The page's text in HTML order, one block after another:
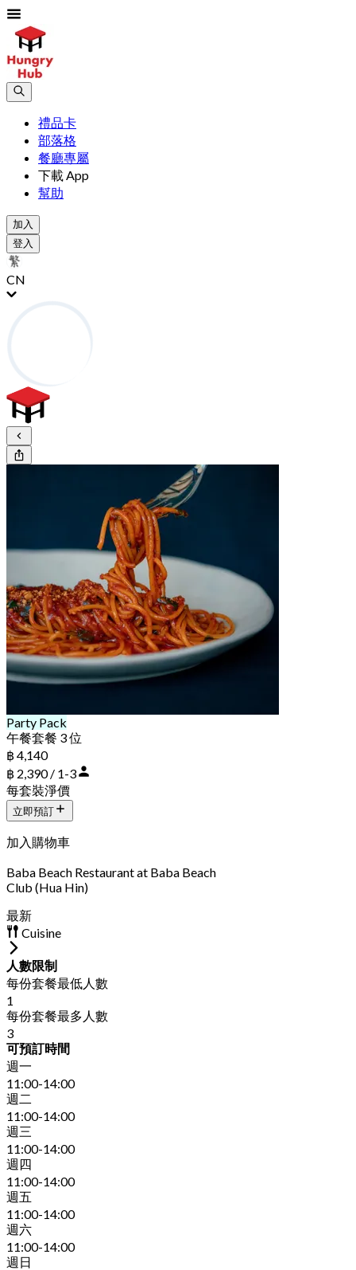
禮品卡
部落格
餐廳專屬
下載 App
幫助
加入
登入
CN
Party Pack
午餐套餐 3 位
฿ 4,140
฿ 2,390 / 1-3
每套裝淨價
立即預訂
加入購物車
Baba Beach Restaurant at Baba Beach
Club (Hua Hin)
最新
Cuisine
人數限制
每份套餐最低人數
1
每份套餐最多人數
3
可預訂時間
週一
11:00-14:00
週二
11:00-14:00
週三
11:00-14:00
週四
11:00-14:00
週五
11:00-14:00
週六
11:00-14:00
週日